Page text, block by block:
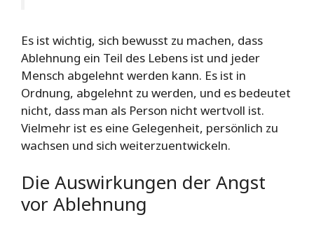
Es ist wichtig, sich bewusst zu machen, dass
Ablehnung ein Teil des Lebens ist und jeder
Mensch abgelehnt werden kann. Es ist in
Ordnung, abgelehnt zu werden, und es bedeutet
nicht, dass man als Person nicht wertvoll ist.
Vielmehr ist es eine Gelegenheit, persönlich zu
wachsen und sich weiterzuentwickeln.
Die Auswirkungen der Angst
vor Ablehnung